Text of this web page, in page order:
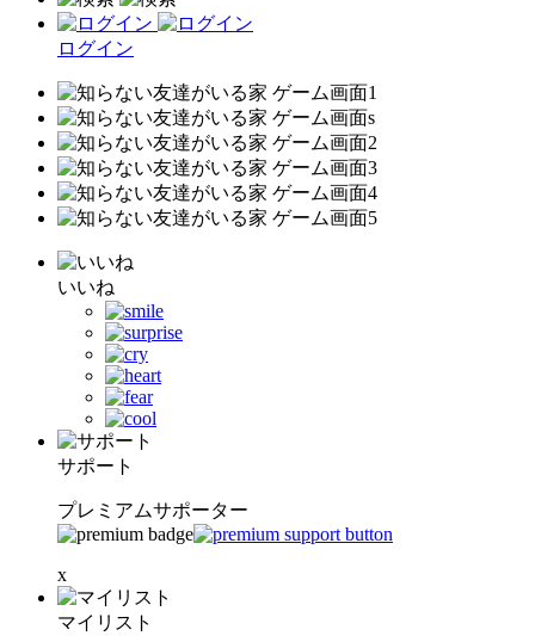
ログイン
いいね
サポート
プレミアムサポーター
x
マイリスト